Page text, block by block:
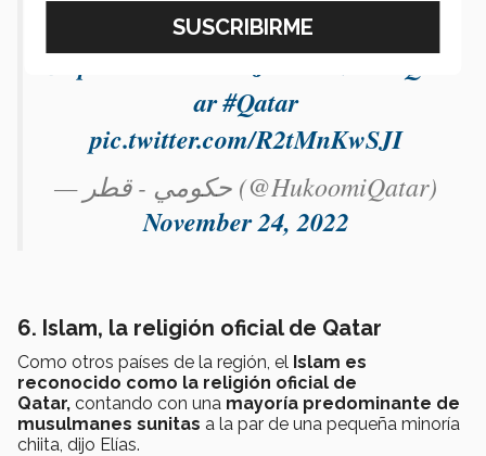
registration, click here:
https://t.co/1l7EX4JAUa@MOCIQat
ar#Qatar
pic.twitter.com/R2tMnKwSJI
— حكومي - قطر (@HukoomiQatar)
November 24, 2022
6. Islam, la religión oficial de Qatar
Como otros países de la región, el Islam es
reconocido como la religión oficial de
Qatar, contando con una mayoría predominante de
musulmanes sunitas a la par de una pequeña minoría
chiita, dijo Elías.